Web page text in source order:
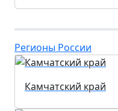
Регионы России
Камчатский край